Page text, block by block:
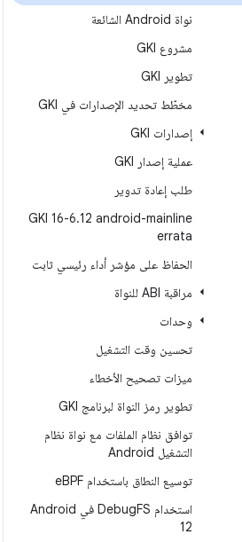
نواة Android الشائعة
مشروع GKI
تطوير GKI
مخطّط تحديد الإصدارات في GKI
إصدارات GKI
عملية إصدار GKI
طلب إعادة تدوير
GKI 16-6.12 android-mainline
errata
الحفاظ على مؤشر أداء رئيسي ثابت
مراقبة ABI للنواة
وحدات
تحسين وقت التشغيل
ميزات تصحيح الأخطاء
تطوير رمز النواة لبرنامج GKI
توافق نظام الملفات مع نواة نظام
التشغيل Android
توسيع النطاق باستخدام e BPF
استخدام Debug
FS في Android
12